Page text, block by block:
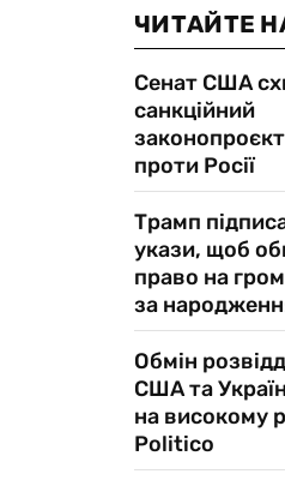
ЧИТАЙТЕ
Сенат США
санкційний
проти Росії
Трамп
укази, щоб
право на
за
Обмін
США та
на високому
Politico